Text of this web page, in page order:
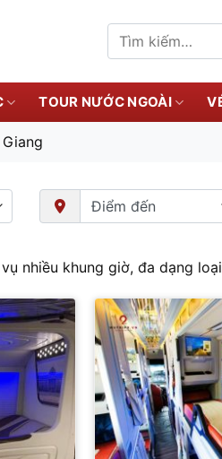
kiếm:
TOUR NƯỚC NGOÀI
nhiều khung giờ, đa dạng